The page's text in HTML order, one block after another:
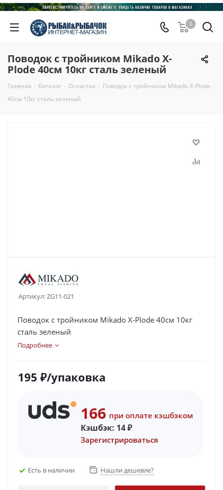
0
Поводок с тройником Mikado X-
Plode 40см 10кг сталь зеленый
Главная - Каталог - Оснастка - Поводок с тройником Mikado X-Plode
40см 10кг сталь зеленый
Артикул:ZG11-021
Поводок с тройником Mikado X-Plode 40см 10кг
сталь зеленый
Подробнее
195 ₽/упаковка
166 при оплате кэшбэком
Кэшбэк: 14₽
Зарегистрироваться
Есть в наличии Нашли дешевле?